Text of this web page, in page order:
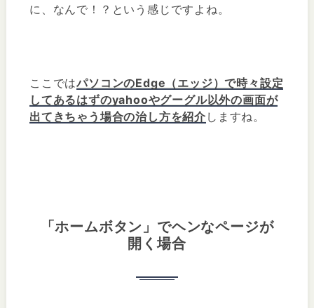
に、なんで！？という感じですよね。
ここではパソコンのEdge（エッジ）で時々設定
してあるはずのyahooやグーグル以外の画面が
出てきちゃう場合の治し方を紹介 しますね。
「ホームボタン」でヘンなページが
開く場合